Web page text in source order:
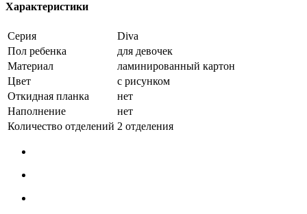
Характеристики
Серия
Diva
Пол ребенка
для девочек
Материал
ламинированный картон
Цвет
с рисунком
Откидная планка
нет
Наполнение
нет
Количество отделений 2 отделения